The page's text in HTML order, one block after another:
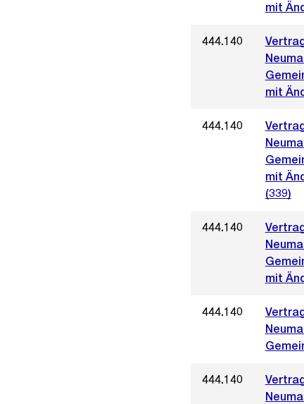
mit
444.140
mit
444.140
mit
(339)
444.140
mit
444.140
444.140